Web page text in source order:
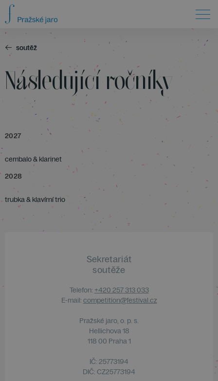
soutěž
Následující ročníky
2027
cembalo & klarinet
2028
trubka & klavírní trio
Sekretariát
soutěže
Telefon: +420 257 313 033
E-mail: competition@festival.cz
Pražské jaro, o. p. s.
Hellichova 18
118 00 Praha 1
IČ: 25773194
DIČ: CZ25773194